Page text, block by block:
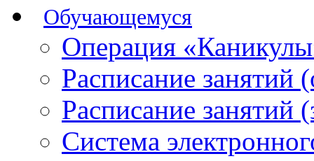
Обучающемуся
Операция
Расписание занятий
Расписание занятий
Система